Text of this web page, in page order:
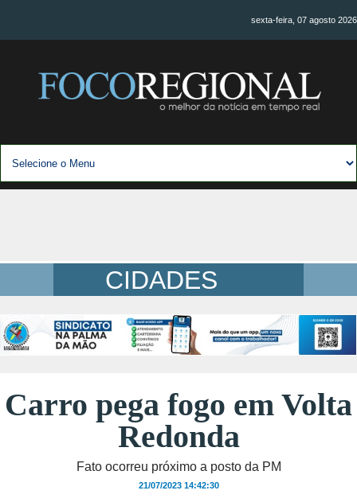
sexta-feira, 07 agosto 2026
CIDADES
Carro pega fogo em Volta
Redonda
Fato ocorreu próximo a posto da PM
21/07/2023 14:42:30